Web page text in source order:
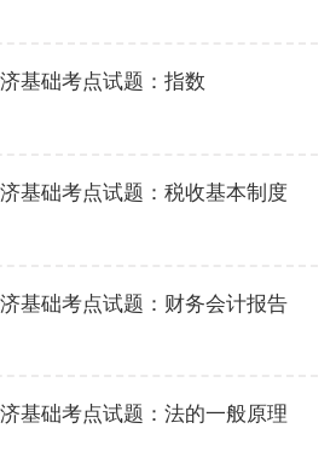
基础考点试题：指数
基础考点试题：税收基本制度
基础考点试题：财务会计报告
基础考点试题：法的一般原理